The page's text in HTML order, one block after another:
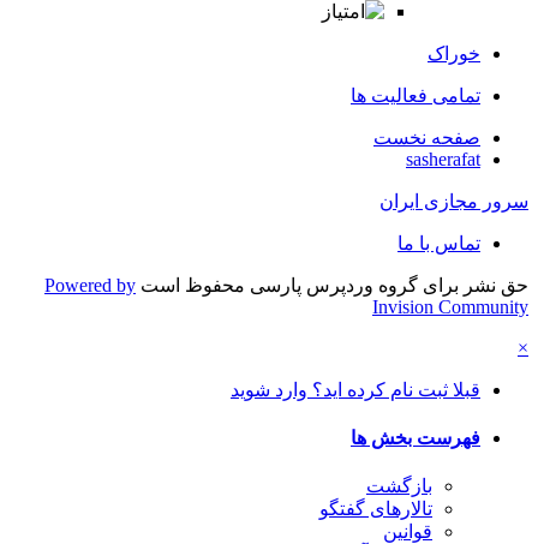
خوراک
تمامی فعالیت ها
صفحه نخست
sasherafat
سرور مجازی ایران
تماس با ما
حق نشر برای گروه وردپرس پارسی محفوظ است Powered by
Invision Community
×
قبلا ثبت نام کرده اید؟ وارد شوید
فهرست بخش ها
بازگشت
تالارهای گفتگو
قوانین